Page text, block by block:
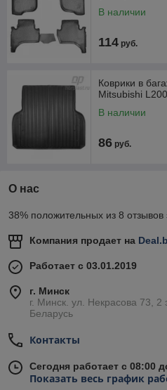
В наличии
114 руб.
Коврики в
Mitsubishi
В наличии
86 руб.
О нас
38% положительных из 8 отзывов
Компания продает на
Работает с 03.01.2019
г. Минск
г. Минск. ул. Некрасова 73, 2
Беларусь
Контакты
Сегодня работает с 08:00
Показать весь график